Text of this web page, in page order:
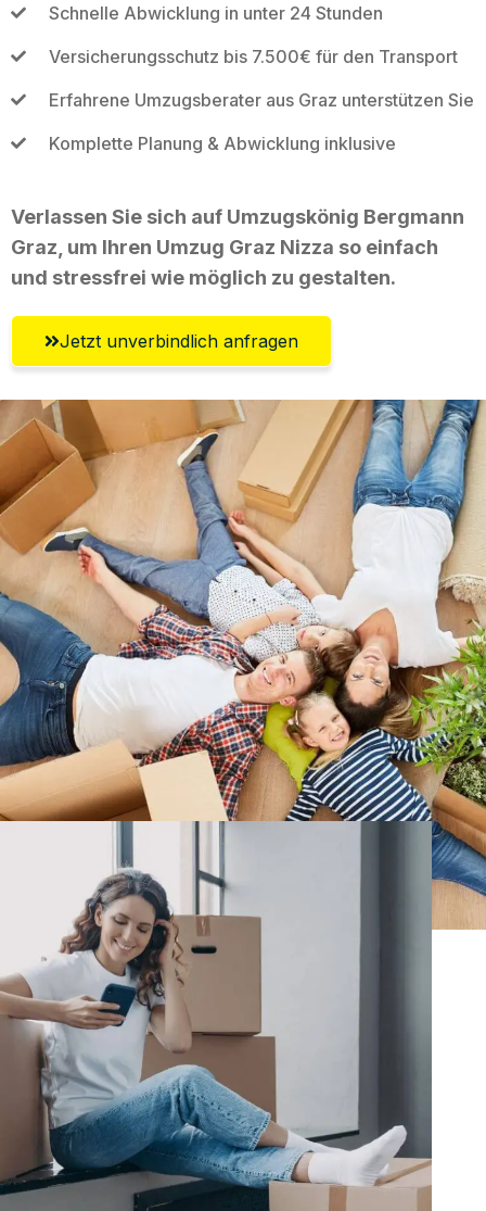
Schnelle Abwicklung in unter 24 Stunden
Versicherungsschutz bis 7.500€ für den Transport
Erfahrene Umzugsberater aus Graz unterstützen Sie
Komplette Planung & Abwicklung inklusive
Verlassen Sie sich auf Umzugskönig Bergmann
Graz, um Ihren Umzug Graz Nizza so einfach
und stressfrei wie möglich zu gestalten.
Jetzt unverbindlich anfragen